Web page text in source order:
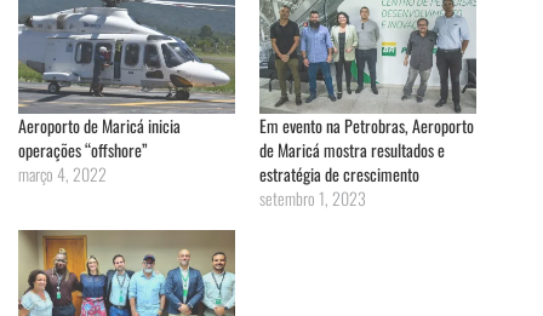
Aeroporto de Maricá inicia
operações “offshore”
março 4, 2022
Em evento na Petrobras, Aeroporto
de Maricá mostra resultados e
estratégia de crescimento
setembro 1, 2023